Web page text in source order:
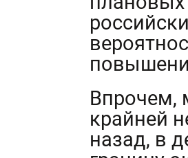
Впрочем,
крайней
назад, в